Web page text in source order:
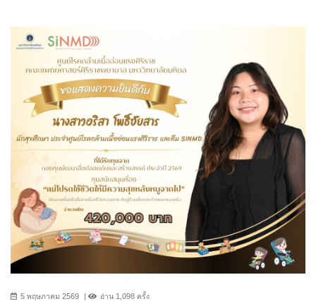
5 พฤษภาคม 2569 อ่าน 1,098 ครั้ง